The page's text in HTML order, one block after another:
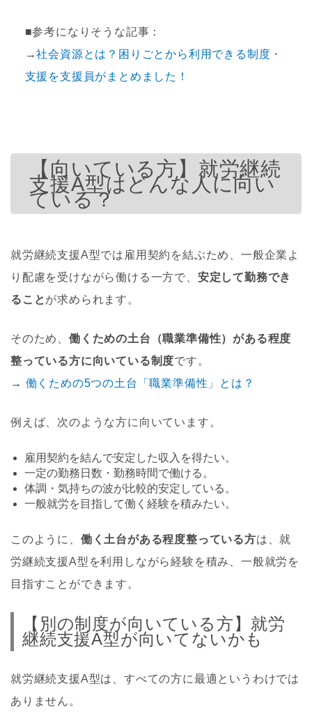
■参考になりそうな記事：
→社会資源とは？困りごとから利用できる制度・
支援を支援員がまとめました！
【向いている方】就労継続
支援A型はどんな人に向い
ている？
就労継続支援A型では雇用契約を結ぶため、一般企業よ
り配慮を受けながら働ける一方で、 安定して勤務でき
ることが求められます。
そのため、 働くための土台（職業準備性）がある程度
整っている方に向いている制度です。
→ 働くための5つの土台「職業準備性」とは？
例えば、次のような方に向いています。
雇用契約を結んで安定した収入を得たい。
一定の勤務日数・勤務時間で働ける。
体調・気持ちの波が比較的安定している。
一般就労を目指して働く経験を積みたい。
このように、 働く土台がある程度整っている方は、就
労継続支援A型を利用しながら経験を積み、一般就労を
目指すことができます。
【別の制度が向いている方】就労
継続支援A型が向いてないかも
就労継続支援A型は、すべての方に最適というわけでは
ありません。